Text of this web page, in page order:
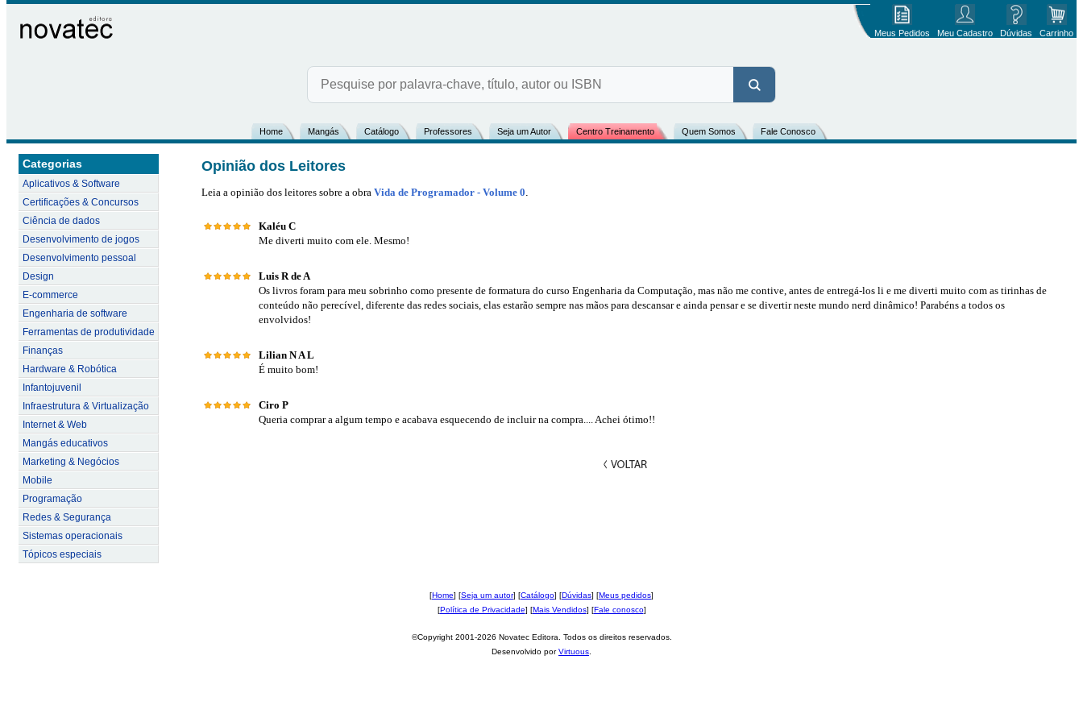
Meus Pedidos Meu Cadastro Dúvidas Carrinho
Home Mangás Catálogo Professores Seja um Autor Centro Treinamento Quem Somos Fale Conosco
Categorias
Aplicativos & Software
Certificações & Concursos
Ciência de dados
Desenvolvimento de jogos
Desenvolvimento pessoal
Design
E-commerce
Engenharia de software
Ferramentas de produtividade
Finanças
Hardware & Robótica
Infantojuvenil
Infraestrutura & Virtualização
Internet & Web
Mangás educativos
Marketing & Negócios
Mobile
Programação
Redes & Segurança
Sistemas operacionais
Tópicos especiais
Opinião dos Leitores
Leia a opinião dos leitores sobre a obra Vida de Programador - Volume 0.
Kaléu C
Me diverti muito com ele. Mesmo!
Luis R de A
Os livros foram para meu sobrinho como presente de formatura do curso Engenharia da Computação, mas não me contive, antes de entregá-los li e me diverti muito com as tirinhas de
conteúdo não perecível, diferente das redes sociais, elas estarão sempre nas mãos para descansar e ainda pensar e se divertir neste mundo nerd dinâmico! Parabéns a todos os
envolvidos!
Lilian N A L
É muito bom!
Ciro P
Queria comprar a algum tempo e acabava esquecendo de incluir na compra.... Achei ótimo!!
[Home] [Seja um autor] [Catálogo] [Dúvidas] [Meus pedidos]
[Política de Privacidade] [Mais Vendidos] [Fale conosco]
©Copyright 2001-2026 Novatec Editora. Todos os direitos reservados.
Desenvolvido porVirtuous